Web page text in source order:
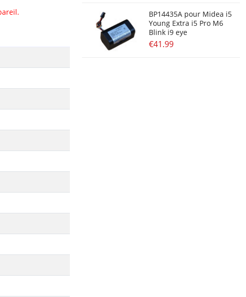
BP14435A pour Midea i5
Young Extra i5 Pro M6
Blink i9 eye
€41.99